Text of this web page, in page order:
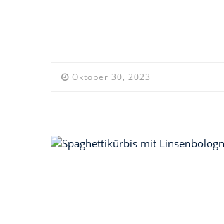
Oktober 30, 2023